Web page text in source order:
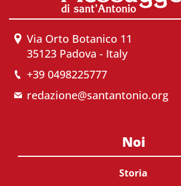
Via Orto Botanico 11
35123 Padova - Italy
+39 0498225777
redazione@santantonio.org
Noi
Storia